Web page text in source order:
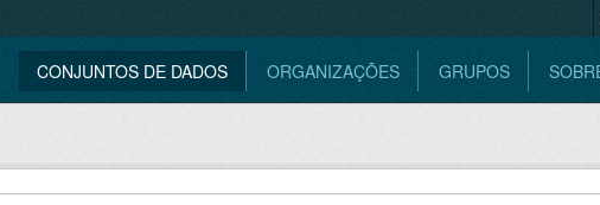
CONJUNTOS DE DADOS ORGANIZAÇÕES GRUPOS